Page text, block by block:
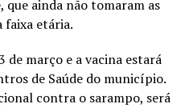
que ainda não tomaram as
faixa etária.
de março e a vacina estará
de Saúde do município.
contra o sarampo, será